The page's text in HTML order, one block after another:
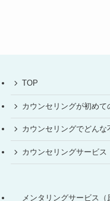
TOP
カウンセリングが初めて
カウンセリングでどんな
カウンセリングサービス
メンタリングサービス